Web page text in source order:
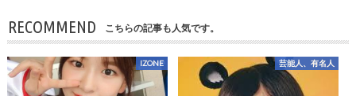
RECOMMEND こちらの記事も人気です。
IZONE 芸能人、有名人